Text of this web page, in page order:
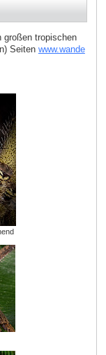
großen tropischen
Seiten www.wande